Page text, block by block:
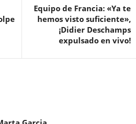
Equipo de Francia: «Ya te
hemos visto suficiente»,
¡Didier Deschamps
expulsado en vivo!